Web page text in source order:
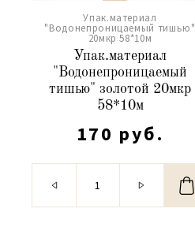
Упак.материал
"Водонепроницаемый тишью"
20мкр 58*10м
Упак.материал
"Водонепроницаемый
тишью" золотой 20мкр
58*10м
170 руб.